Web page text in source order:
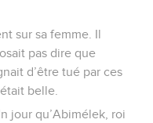
sur sa femme. Il
pas dire que
d’être tué par ces
belle.
jour qu’Abimélek, roi